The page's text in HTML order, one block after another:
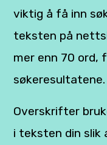
viktig å få inn
teksten på
mer enn 70 ord,
søkeresultatene.
Overskrifter
i teksten din slik